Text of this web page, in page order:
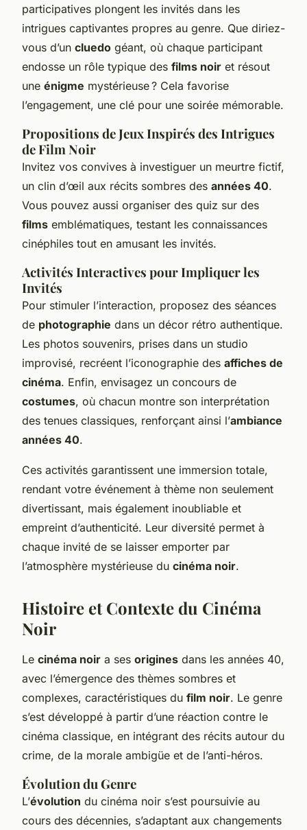
participatives plongent les invités dans les
intrigues captivantes propres au genre. Que diriez-
vous d’un cluedo géant, où chaque participant
endosse un rôle typique des films noir et résout
une énigme mystérieuse ? Cela favorise
l’engagement, une clé pour une soirée mémorable.
Propositions de Jeux Inspirés des Intrigues
de Film Noir
Invitez vos convives à investiguer un meurtre fictif,
un clin d’œil aux récits sombres des années 40.
Vous pouvez aussi organiser des quiz sur des
films emblématiques, testant les connaissances
cinéphiles tout en amusant les invités.
Activités Interactives pour Impliquer les
Invités
Pour stimuler l’interaction, proposez des séances
de photographie dans un décor rétro authentique.
Les photos souvenirs, prises dans un studio
improvisé, recréent l’iconographie des affiches de
cinéma. Enfin, envisagez un concours de
costumes, où chacun montre son interprétation
des tenues classiques, renforçant ainsi l’ambiance
années 40.
Ces activités garantissent une immersion totale,
rendant votre événement à thème non seulement
divertissant, mais également inoubliable et
empreint d’authenticité. Leur diversité permet à
chaque invité de se laisser emporter par
l’atmosphère mystérieuse du cinéma noir.
Histoire et Contexte du Cinéma
Noir
Le cinéma noir a ses origines dans les années 40,
avec l’émergence des thèmes sombres et
complexes, caractéristiques du film noir. Le genre
s’est développé à partir d’une réaction contre le
cinéma classique, en intégrant des récits autour du
crime, de la morale ambigüe et de l’anti-héros.
Évolution du Genre
L’évolution du cinéma noir s’est poursuivie au
cours des décennies, s’adaptant aux changements